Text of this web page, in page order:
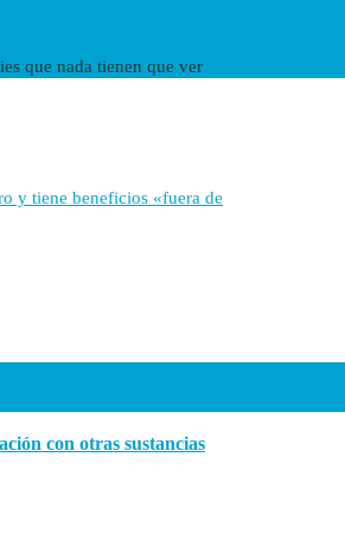
que nada tienen que ver
y tiene beneficios «fuera de
con otras sustancias